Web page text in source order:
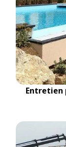
Entretien